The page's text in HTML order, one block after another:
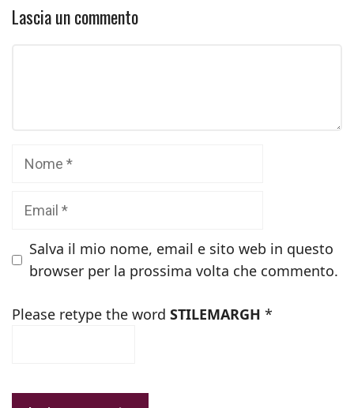
Lascia un commento
Salva il mio nome, email e sito web in questo
browser per la prossima volta che commento.
Please retype the word STILEMARGH *